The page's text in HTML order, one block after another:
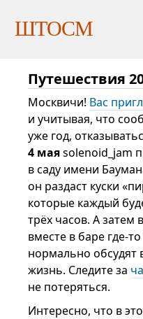
ШТОСМ
Путешествия
Москвичи! Вас
и учитывая, что
уже год,
4 маяsolenoid_jam
в саду имени
он раздаст куски
которые каждый
трёх часов. А затем
вместе в баре где-
нормально обсудят
жизнь. Следите за
не потеряться.
Интересно, что в